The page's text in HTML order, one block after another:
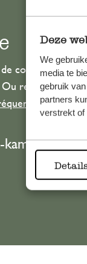
Deze
We
media te
gebruik
partners
verstrekt of
conseil ou
retrouvez ici
posées
kamille.com